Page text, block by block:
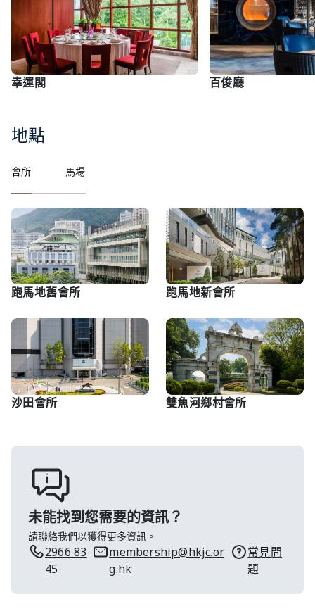
幸運閣 百俊廳
地點
會所 馬場
跑馬地舊會所 跑馬地新會所
沙田會所 雙魚河鄉村會所
未能找到您需要的資訊？
請聯絡我們以獲得更多資訊。
2966 83
45
membership@hkjc.or
g.hk
常見問
題